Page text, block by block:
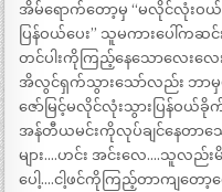
အိမ်ရောက်တော့မှ “မလိုင်လုံးဝ
ပြန်ဝယ်ပေး” သူမကားပေါ်ကဆ
တင်ပါးကိုကြည့်နေသောလေးလေ
အိလွင်ရှက်သွားသော်လည်း ဘာ
ဇော်မြင့်မလိုင်လုံးသွားပြန်ဝယ်ခို
အန်တီယမင်းကိုလုပ်ချင်နေတာ
များ….ဟင်း အင်းလေ….သူလည်း
ပေါ့….ငါ့ဖင်ကိုကြည့်တာကျတော့